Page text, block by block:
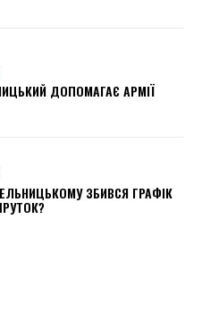
ДОПОМАГАЄ АРМІЇ
ЗБИВСЯ ГРАФІК